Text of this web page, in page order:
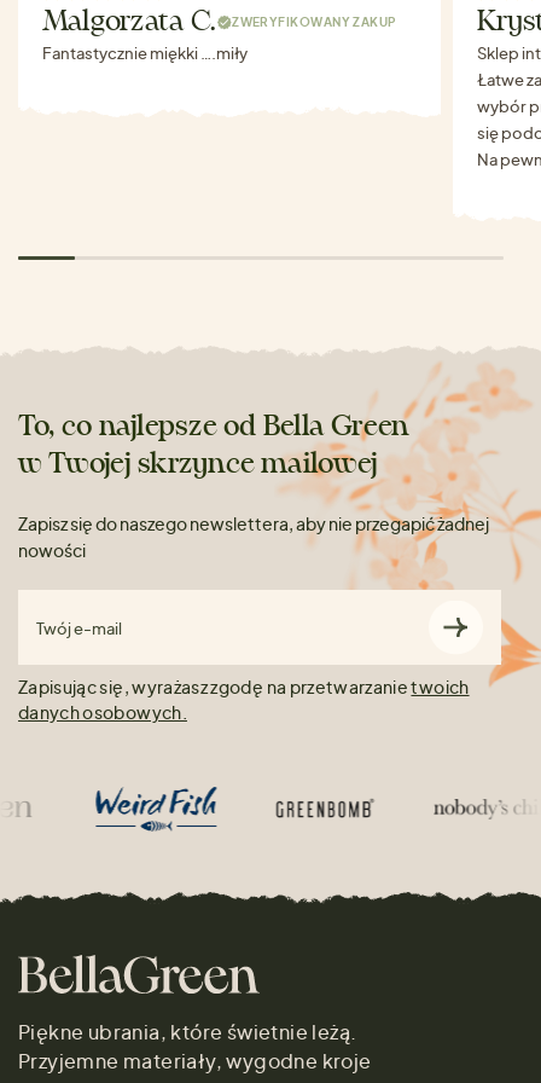
Malgorzata C. ZWERYFIKOWANY ZAKUP
Fantastycznie miękki ….miły
Sklep
Łatwe
wybór
się
Na
To, co najlepsze od Bella Green
w Twojej skrzynce mailowej
Zapisz się do naszego newslettera, aby nie przegapić żadnej
nowości
Twój e-mail
Zapisując się, wyrażasz zgodę na przetwarzanietwoich
danych osobowych.
Piękne ubrania, które świetnie leżą.
Przyjemne materiały, wygodne kroje